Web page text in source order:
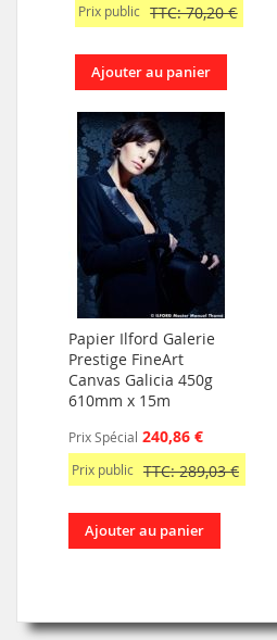
Prix public TTC: 70,20 €
Ajouter au panier
Papier Ilford Galerie
Prestige FineArt
Canvas Galicia 450g
610mm x 15m
Prix Spécial 240,86 €
Prix public TTC: 289,03 €
Ajouter au panier